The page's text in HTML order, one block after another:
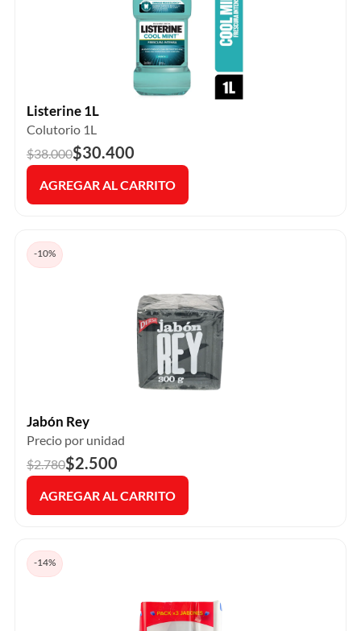
Listerine 1L
Colutorio 1L
$38.000$30.400
AGREGAR AL CARRITO
-10%
Jabón Rey
Precio por unidad
$2.780$2.500
AGREGAR AL CARRITO
-14%